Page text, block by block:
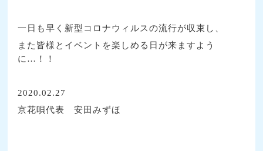
一日も早く新型コロナウィルスの流行が収束し、
また皆様とイベントを楽しめる日が来ますよう
に…！！
2020.02.27
京花唄代表 安田みずほ